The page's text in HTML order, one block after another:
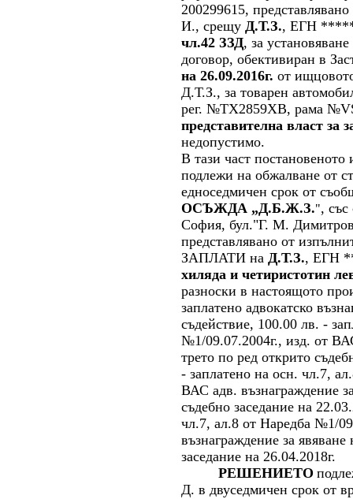
200299615,
И., срещу Д.Т.З., ЕГН
чл.42 ЗЗД, за
договор, обективиран в
на 26.09.2016г. от
Д.Т.З., за товарен
рег. №ТХ2859ХВ, рама
представителна власт за
недопустимо.
В тази част постановеното
подлежи на обжалване от
едноседмичен срок от
ОСЪЖДА „Д.Б.Ж.З.", със
София, бул."Г. М.
представлявано от
ЗАПЛАТИ на Д.Т.З., ЕГН
хиляда и четиристотин
разноски в настоящото
заплатено адвокатско
съдействие, 100.00 лв. -
№1/09.07.2004г., изд. от
трето по ред открито
- заплатено на осн. чл.7,
ВАС адв. възнаграждение
съдебно заседание на
чл.7, ал.8 от Наредба №1/
възнаграждение за
заседание на 26.04.2018г.
РЕШЕНИЕТО
Д. в двуседмичен срок от